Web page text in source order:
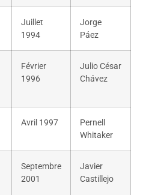
Juillet
1994
Jorge
Páez
Février
1996
Julio César
Chávez
Avril 1997
Pernell
Whitaker
Septembre
2001
Javier
Castillejo